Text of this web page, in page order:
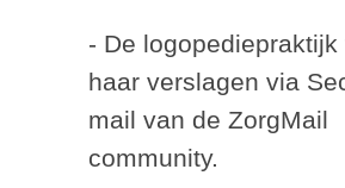
- De
haar verslagen via
mail van de ZorgMail
community.